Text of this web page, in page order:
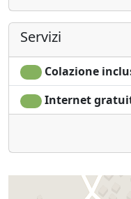
Servizi
Colazione
Internet